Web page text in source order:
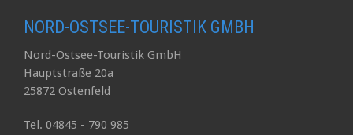
NORD-OSTSEE-TOURISTIK GMBH
Nord-Ostsee-Touristik GmbH
Hauptstraße 20a
25872 Ostenfeld
Tel. 04845 - 790 985